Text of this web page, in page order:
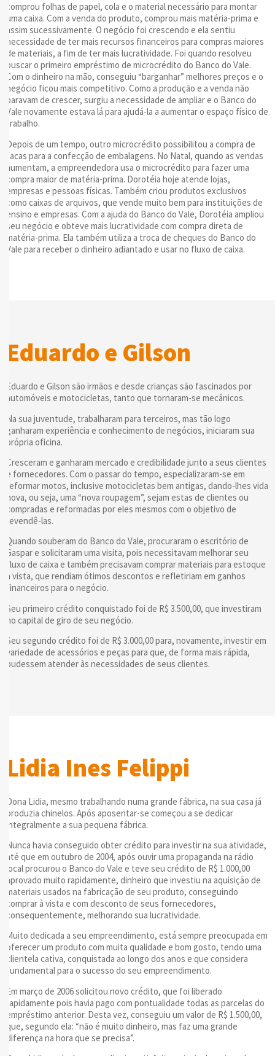
comprou folhas de papel, cola e o material necessário para montar
uma caixa. Com a venda do produto, comprou mais matéria-prima e
assim sucessivamente. O negócio foi crescendo e ela sentiu
necessidade de ter mais recursos financeiros para compras maiores
de materiais, a fim de ter mais lucratividade. Foi quando resolveu
buscar o primeiro empréstimo de microcrédito do Banco do Vale.
Com o dinheiro na mão, conseguiu “barganhar” melhores preços e o
negócio ficou mais competitivo. Como a produção e a venda não
paravam de crescer, surgiu a necessidade de ampliar e o Banco do
Vale novamente estava lá para ajudá-la a aumentar o espaço físico de
trabalho.
Depois de um tempo, outro microcrédito possibilitou a compra de
facas para a confecção de embalagens. No Natal, quando as vendas
aumentam, a empreendedora usa o microcrédito para fazer uma
compra maior de matéria-prima. Dorotéia hoje atende lojas,
empresas e pessoas físicas. Também criou produtos exclusivos
como caixas de arquivos, que vende muito bem para instituições de
ensino e empresas. Com a ajuda do Banco do Vale, Dorotéia ampliou
seu negócio e obteve mais lucratividade com compra direta de
matéria-prima. Ela também utiliza a troca de cheques do Banco do
Vale para receber o dinheiro adiantado e usar no fluxo de caixa.
Eduardo e Gilson
Eduardo e Gilson são irmãos e desde crianças são fascinados por
automóveis e motocicletas, tanto que tornaram-se mecânicos.
Na sua juventude, trabalharam para terceiros, mas tão logo
ganharam experiência e conhecimento de negócios, iniciaram sua
própria oficina.
Cresceram e ganharam mercado e credibilidade junto a seus clientes
e fornecedores. Com o passar do tempo, especializaram-se em
reformar motos, inclusive motocicletas bem antigas, dando-lhes vida
nova, ou seja, uma “nova roupagem”, sejam estas de clientes ou
compradas e reformadas por eles mesmos com o objetivo de
revendê-las.
Quando souberam do Banco do Vale, procuraram o escritório de
Gaspar e solicitaram uma visita, pois necessitavam melhorar seu
fluxo de caixa e também precisavam comprar materiais para estoque
à vista, que rendiam ótimos descontos e refletiriam em ganhos
financeiros para o negócio.
Seu primeiro crédito conquistado foi de R$ 3.500,00, que investiram
no capital de giro de seu negócio.
Seu segundo crédito foi de R$ 3.000,00 para, novamente, investir em
variedade de acessórios e peças para que, de forma mais rápida,
pudessem atender às necessidades de seus clientes.
Lidia Ines Felippi
Dona Lidia, mesmo trabalhando numa grande fábrica, na sua casa já
produzia chinelos. Após aposentar-se começou a se dedicar
integralmente a sua pequena fábrica.
Nunca havia conseguido obter crédito para investir na sua atividade,
até que em outubro de 2004, após ouvir uma propaganda na rádio
local procurou o Banco do Vale e teve seu crédito de R$ 1.000,00
aprovado muito rapidamente, dinheiro que investiu na aquisição de
materiais usados na fabricação de seu produto, conseguindo
comprar à vista e com desconto de seus fornecedores,
consequentemente, melhorando sua lucratividade.
Muito dedicada a seu empreendimento, está sempre preocupada em
oferecer um produto com muita qualidade e bom gosto, tendo uma
clientela cativa, conquistada ao longo dos anos e que considera
fundamental para o sucesso do seu empreendimento.
Em março de 2006 solicitou novo crédito, que foi liberado
rapidamente pois havia pago com pontualidade todas as parcelas do
empréstimo anterior. Desta vez, conseguiu um valor de R$ 1.500,00,
que, segundo ela: “não é muito dinheiro, mas faz uma grande
diferença na hora que se precisa”.